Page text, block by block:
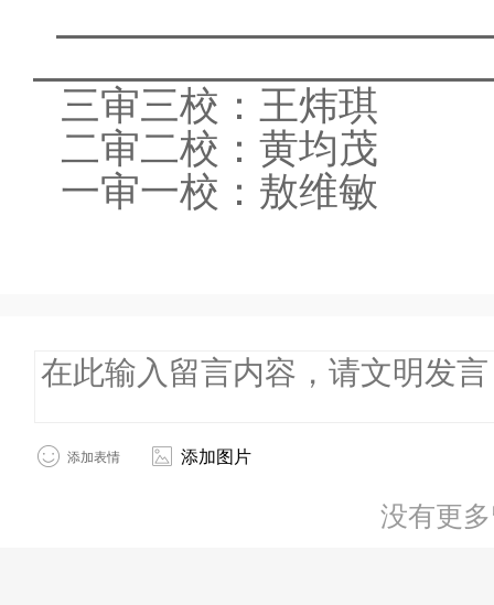
三审三校：王炜琪
二审二校：黄均茂
一审一校：敖维敏
添加表情 添加图片
没有更